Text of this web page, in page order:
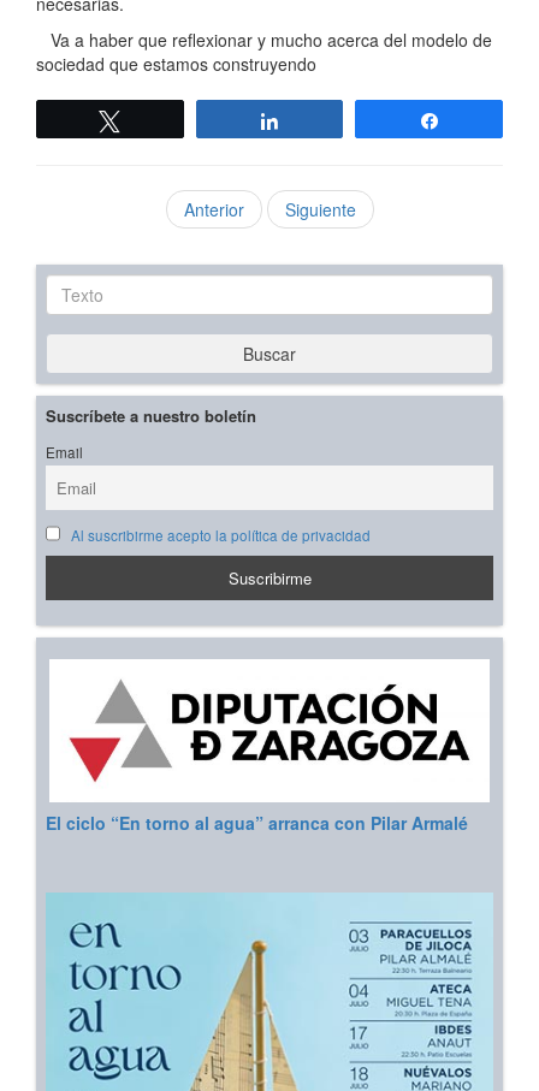
Va a haber que reflexionar y mucho acerca del modelo de
sociedad que estamos construyendo
Anterior Siguiente
Texto
Buscar
Suscríbete a nuestro boletín
Email
Al suscribirme acepto la política de privacidad
El ciclo “En torno al agua” arranca con Pilar Armalé